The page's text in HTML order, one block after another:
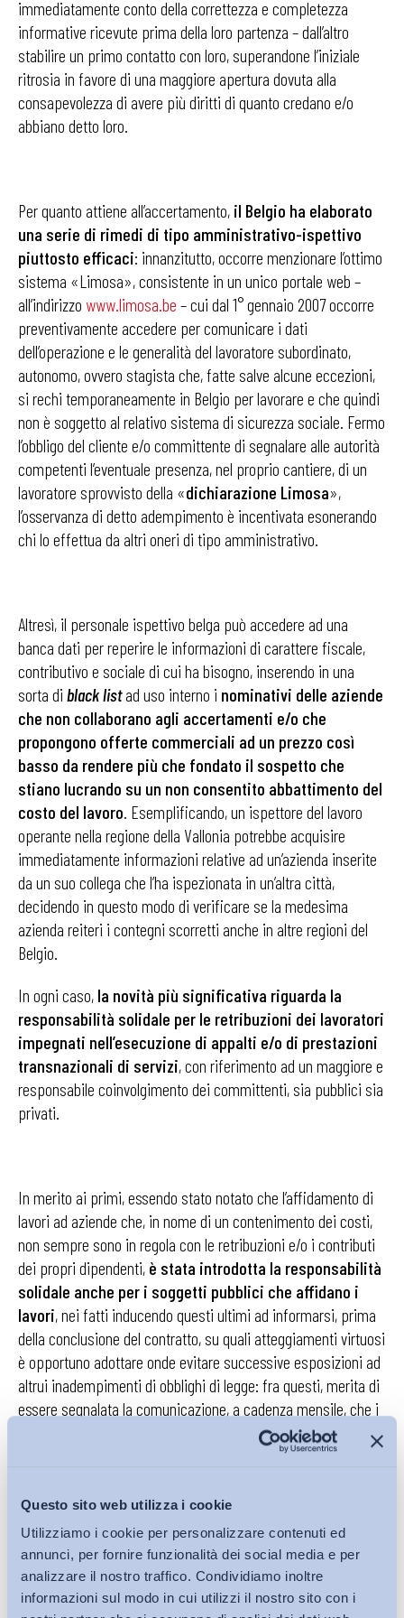
Questo sito web utilizza i cookie
Utilizziamo i cookie per personalizzare contenuti ed
annunci, per fornire funzionalità dei social media e per
analizzare il nostro traffico. Condividiamo inoltre
informazioni sul modo in cui utilizzi il nostro sito con i
immediatamente conto della correttezza e completezza
informative ricevute prima della loro partenza – dall’altro
stabilire un primo contatto con loro, superandone l’iniziale
ritrosia in favore di una maggiore apertura dovuta alla
consapevolezza di avere più diritti di quanto credano e/o
abbiano detto loro.
Per quanto attiene all’accertamento, il Belgio ha elaborato
una serie di rimedi di tipo amministrativo-ispettivo
piuttosto efficaci: innanzitutto, occorre menzionare l’ottimo
sistema «Limosa», consistente in un unico portale web –
all’indirizzo www.limosa.be – cui dal 1° gennaio 2007 occorre
preventivamente accedere per comunicare i dati
dell’operazione e le generalità del lavoratore subordinato,
autonomo, ovvero stagista che, fatte salve alcune eccezioni,
si rechi temporaneamente in Belgio per lavorare e che quindi
non è soggetto al relativo sistema di sicurezza sociale. Fermo
l’obbligo del cliente e/o committente di segnalare alle autorità
competenti l’eventuale presenza, nel proprio cantiere, di un
lavoratore sprovvisto della «dichiarazione Limosa»,
l’osservanza di detto adempimento è incentivata esonerando
chi lo effettua da altri oneri di tipo amministrativo.
Altresì, il personale ispettivo belga può accedere ad una
banca dati per reperire le informazioni di carattere fiscale,
contributivo e sociale di cui ha bisogno, inserendo in una
sorta di black listad uso interno i nominativi delle aziende
che non collaborano agli accertamenti e/o che
propongono offerte commerciali ad un prezzo così
basso da rendere più che fondato il sospetto che
stiano lucrando su un non consentito abbattimento del
costo del lavoro. Esemplificando, un ispettore del lavoro
operante nella regione della Vallonia potrebbe acquisire
immediatamente informazioni relative ad un’azienda inserite
da un suo collega che l’ha ispezionata in un’altra città,
decidendo in questo modo di verificare se la medesima
azienda reiteri i contegni scorretti anche in altre regioni del
Belgio.
In ogni caso, la novità più significativa riguarda la
responsabilità solidale per le retribuzioni dei lavoratori
impegnati nell’esecuzione di appalti e/o di prestazioni
transnazionali di servizi, con riferimento ad un maggiore e
responsabile coinvolgimento dei committenti, sia pubblici sia
privati.
In merito ai primi, essendo stato notato che l’affidamento di
lavori ad aziende che, in nome di un contenimento dei costi,
non sempre sono in regola con le retribuzioni e/o i contributi
dei propri dipendenti, è stata introdotta la responsabilità
solidale anche per i soggetti pubblici che affidano i
lavori, nei fatti inducendo questi ultimi ad informarsi, prima
della conclusione del contratto, su quali atteggiamenti virtuosi
è opportuno adottare onde evitare successive esposizioni ad
altrui inadempimenti di obblighi di legge: fra questi, merita di
essere segnalata la comunicazione, a cadenza mensile, che i
committenti pubblici nazionali comunicano agli organi di
vigilanza in occasione di lavori concessi in appalto e/o
correttezza giuridica dell’operazione e ponendosi nelle
condizioni di adottare provvedimenti d’urgenza – quali, ad
esempio, la sospensione del pagamento del corrispettivo
maturato dall’affidatario – nel caso di constatate inosservanze
segnalate dal medesimo ispettore.